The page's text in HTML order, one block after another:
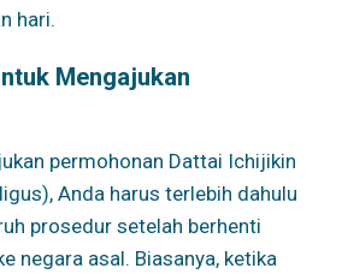
hari.
Mengajukan
permohonan Dattai Ichijikin
Anda harus terlebih dahulu
prosedur setelah berhenti
negara asal. Biasanya, ketika